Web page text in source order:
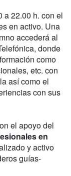
a 22.00 h. con el
en activo. Una
accederá al
donde
como
etc. con
así como el
con sus
el apoyo del
en
y activo
guías-